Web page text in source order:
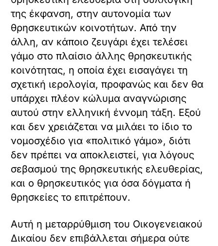
της έκφανση, στην αυτονομία των
θρησκευτικών κοινοτήτων. Από την
άλλη, αν κάποιο ζευγάρι έχει τελέσει
γάμο στο πλαίσιο άλλης θρησκευτικής
κοινότητας, η οποία έχει εισαγάγει τη
σχετική ιερολογία, προφανώς και δεν θα
υπάρχει πλέον κώλυμα αναγνώρισης
αυτού στην ελληνική έννομη τάξη. Εξού
και δεν χρειάζεται να μιλάει το ίδιο το
νομοσχέδιο για «πολιτικό γάμο», διότι
δεν πρέπει να αποκλειστεί, για λόγους
σεβασμού της θρησκευτικής ελευθερίας,
και ο θρησκευτικός για όσα δόγματα ή
θρησκείες το επιτρέπουν.
Αυτή η μεταρρύθμιση του Οικογενειακού
Δικαίου δεν επιβάλλεται σήμερα ούτε